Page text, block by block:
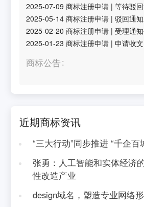
2025-07-09 商标注册申请 |等待驳
2025-05-14 商标注册申请 |驳回通
2025-02-20 商标注册申请 |受理通
2025-01-23 商标注册申请 |申请收文
商标公告
近期商标资讯
“三大行动”同步推进 “千企百
张勇：人工智能和实体经济
性改造产业
design域名，塑造专业网络